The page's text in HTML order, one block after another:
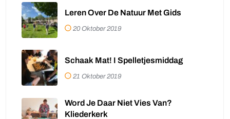
Leren Over De Natuur Met Gids
20 Oktober 2019
Schaak Mat! I Spelletjesmiddag
21 Oktober 2019
Word Je Daar Niet Vies Van?
Kliederkerk